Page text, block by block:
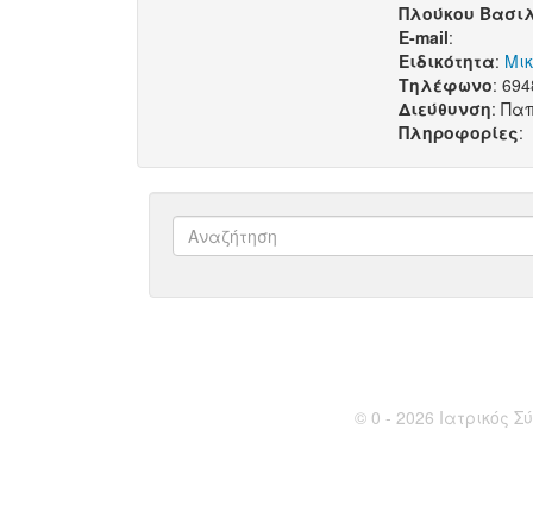
Πλούκου
E-mail:
Ειδικότητα:
Τηλέφωνο:
Διεύθυνση:
Πληροφορίες:
© 0 - 2026 Ιατρικός